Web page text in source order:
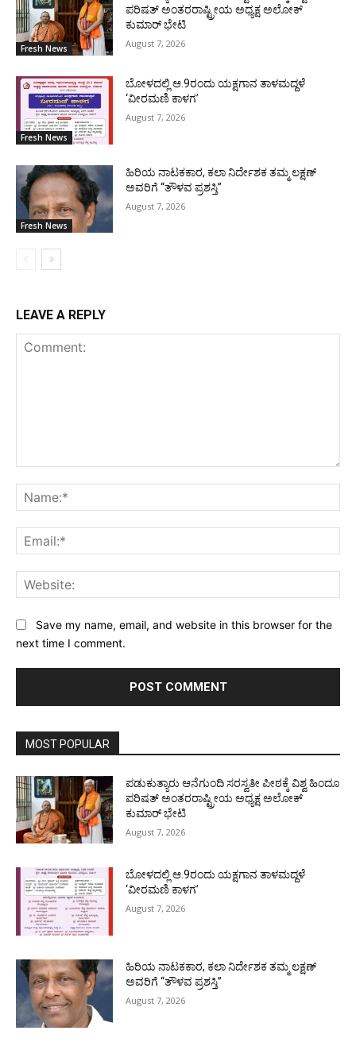
Fresh News
ಪರಿಷತ್ ಅಂತರರಾಷ್ಟ್ರೀಯ ಅಧ್ಯಕ್ಷ ಅಲೋಕ್
ಕುಮಾರ್ ಭೇಟಿ
August 7, 2026
Fresh News
ಬೋಳದಲ್ಲಿ ಆ.9ರಂದು ಯಕ್ಷಗಾನ ತಾಳಮದ್ದಳೆ
‘ವೀರಮಣಿ ಕಾಳಗ’
August 7, 2026
Fresh News
ಹಿರಿಯ ನಾಟಕಕಾರ, ಕಲಾ ನಿರ್ದೇಶಕ ತಮ್ಮ ಲಕ್ಷಣ್
ಅವರಿಗೆ “ತೌಳವ ಪ್ರಶಸ್ತಿ”
August 7, 2026
LEAVE A REPLY
Save my name, email, and website in this browser for the
next time I comment.
MOST POPULAR
ಪಡುಕುತ್ಯಾರು ಆನೆಗುಂದಿ ಸರಸ್ವತೀ ಪೀಠಕ್ಕೆ ವಿಶ್ವ ಹಿಂದೂ
ಪರಿಷತ್ ಅಂತರರಾಷ್ಟ್ರೀಯ ಅಧ್ಯಕ್ಷ ಅಲೋಕ್
ಕುಮಾರ್ ಭೇಟಿ
August 7, 2026
ಬೋಳದಲ್ಲಿ ಆ.9ರಂದು ಯಕ್ಷಗಾನ ತಾಳಮದ್ದಳೆ
‘ವೀರಮಣಿ ಕಾಳಗ’
August 7, 2026
ಹಿರಿಯ ನಾಟಕಕಾರ, ಕಲಾ ನಿರ್ದೇಶಕ ತಮ್ಮ ಲಕ್ಷಣ್
ಅವರಿಗೆ “ತೌಳವ ಪ್ರಶಸ್ತಿ”
August 7, 2026